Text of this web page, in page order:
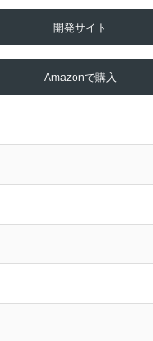
開発サイト
Amazonで購入